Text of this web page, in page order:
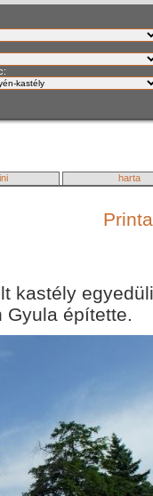
harta
kastély
Gyula építette.